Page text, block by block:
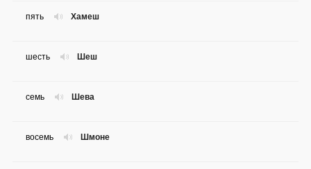
Хамеш
пять
Шеш
шесть
Шева
семь
Шмоне
восемь